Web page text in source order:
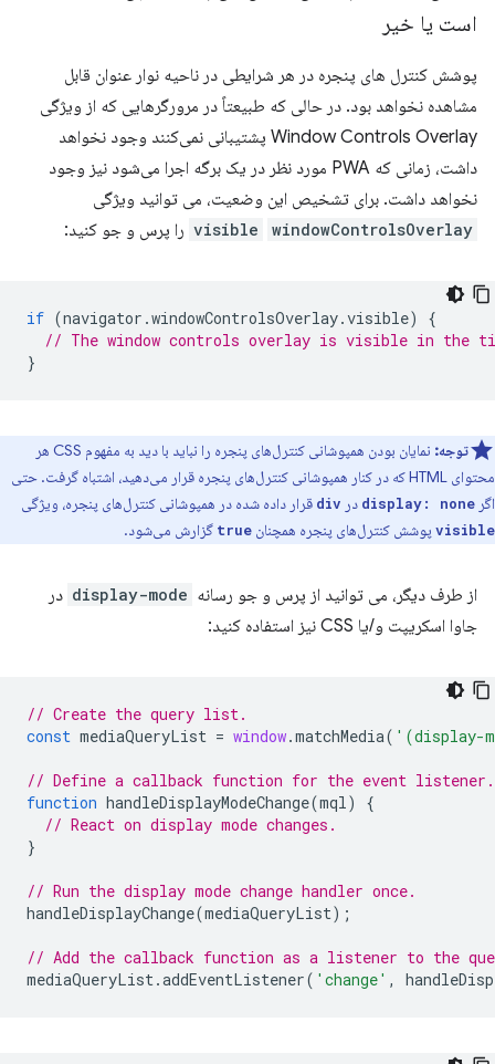
است یا خیر
پوشش کنترل های پنجره در هر شرایطی در ناحیه نوار عنوان قابل
مشاهده نخواهد بود. در حالی که طبیعتاً در مرورگرهایی که از ویژگی
Window Controls Overlay پشتیبانی نمی‌کنند وجود نخواهد
داشت، زمانی که PWA مورد نظر در یک برگه اجرا می‌شود نیز وجود
نخواهد داشت. برای تشخیص این وضعیت، می توانید ویژگی
visible windowControlsOverlay را پرس و جو کنید:
if (navigator .windowControlsOverlay.visible)
{
// The window controls overlay is visible in the
}
توجه:
نمایان بودن همپوشانی کنترل‌های پنجره را نباید با دید به مفهوم CSS هر
محتوای HTML که در کنار همپوشانی کنترل‌های پنجره قرار می‌دهید، اشتباه گرفت. حتی
اگر display: none در div قرار داده شده در همپوشانی کنترل‌های پنجره، ویژگی
visible پوشش کنترل‌های پنجره همچنان true گزارش می‌شود.
از طرف دیگر، می توانید از پرس و جو رسانه display-mode در
جاوا اسکریپت و/یا CSS نیز استفاده کنید:
// Create the query list.
const mediaQueryList = window.matchMedia( '(display-
// Define a callback function for the event listener.
function handleDisplayModeChange(mql)
{
// React on display mode changes.
}
// Run the display mode change handler once.
handleDisplayChange(mediaQueryList);
// Add the callback function as a listener to the
mediaQueryList.addEventListener( 'change' ,